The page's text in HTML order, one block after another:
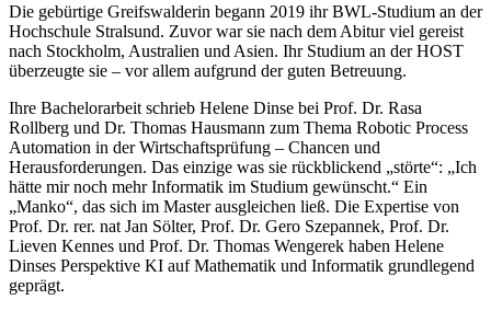
Die gebürtige Greifswalderin begann 2019 ihr BWL-Studium an der
Hochschule Stralsund. Zuvor war sie nach dem Abitur viel gereist
nach Stockholm, Australien und Asien. Ihr Studium an der HOST
überzeugte sie – vor allem aufgrund der guten Betreuung.
Ihre Bachelorarbeit schrieb Helene Dinse bei Prof. Dr. Rasa
Rollberg und Dr. Thomas Hausmann zum Thema Robotic Process
Automation in der Wirtschaftsprüfung – Chancen und
Herausforderungen. Das einzige was sie rückblickend „störte“: „Ich
hätte mir noch mehr Informatik im Studium gewünscht.“ Ein
„Manko“, das sich im Master ausgleichen ließ. Die Expertise von
Prof. Dr. rer. nat Jan Sölter, Prof. Dr. Gero Szepannek, Prof. Dr.
Lieven Kennes und Prof. Dr. Thomas Wengerek haben Helene
Dinses Perspektive KI auf Mathematik und Informatik grundlegend
geprägt.